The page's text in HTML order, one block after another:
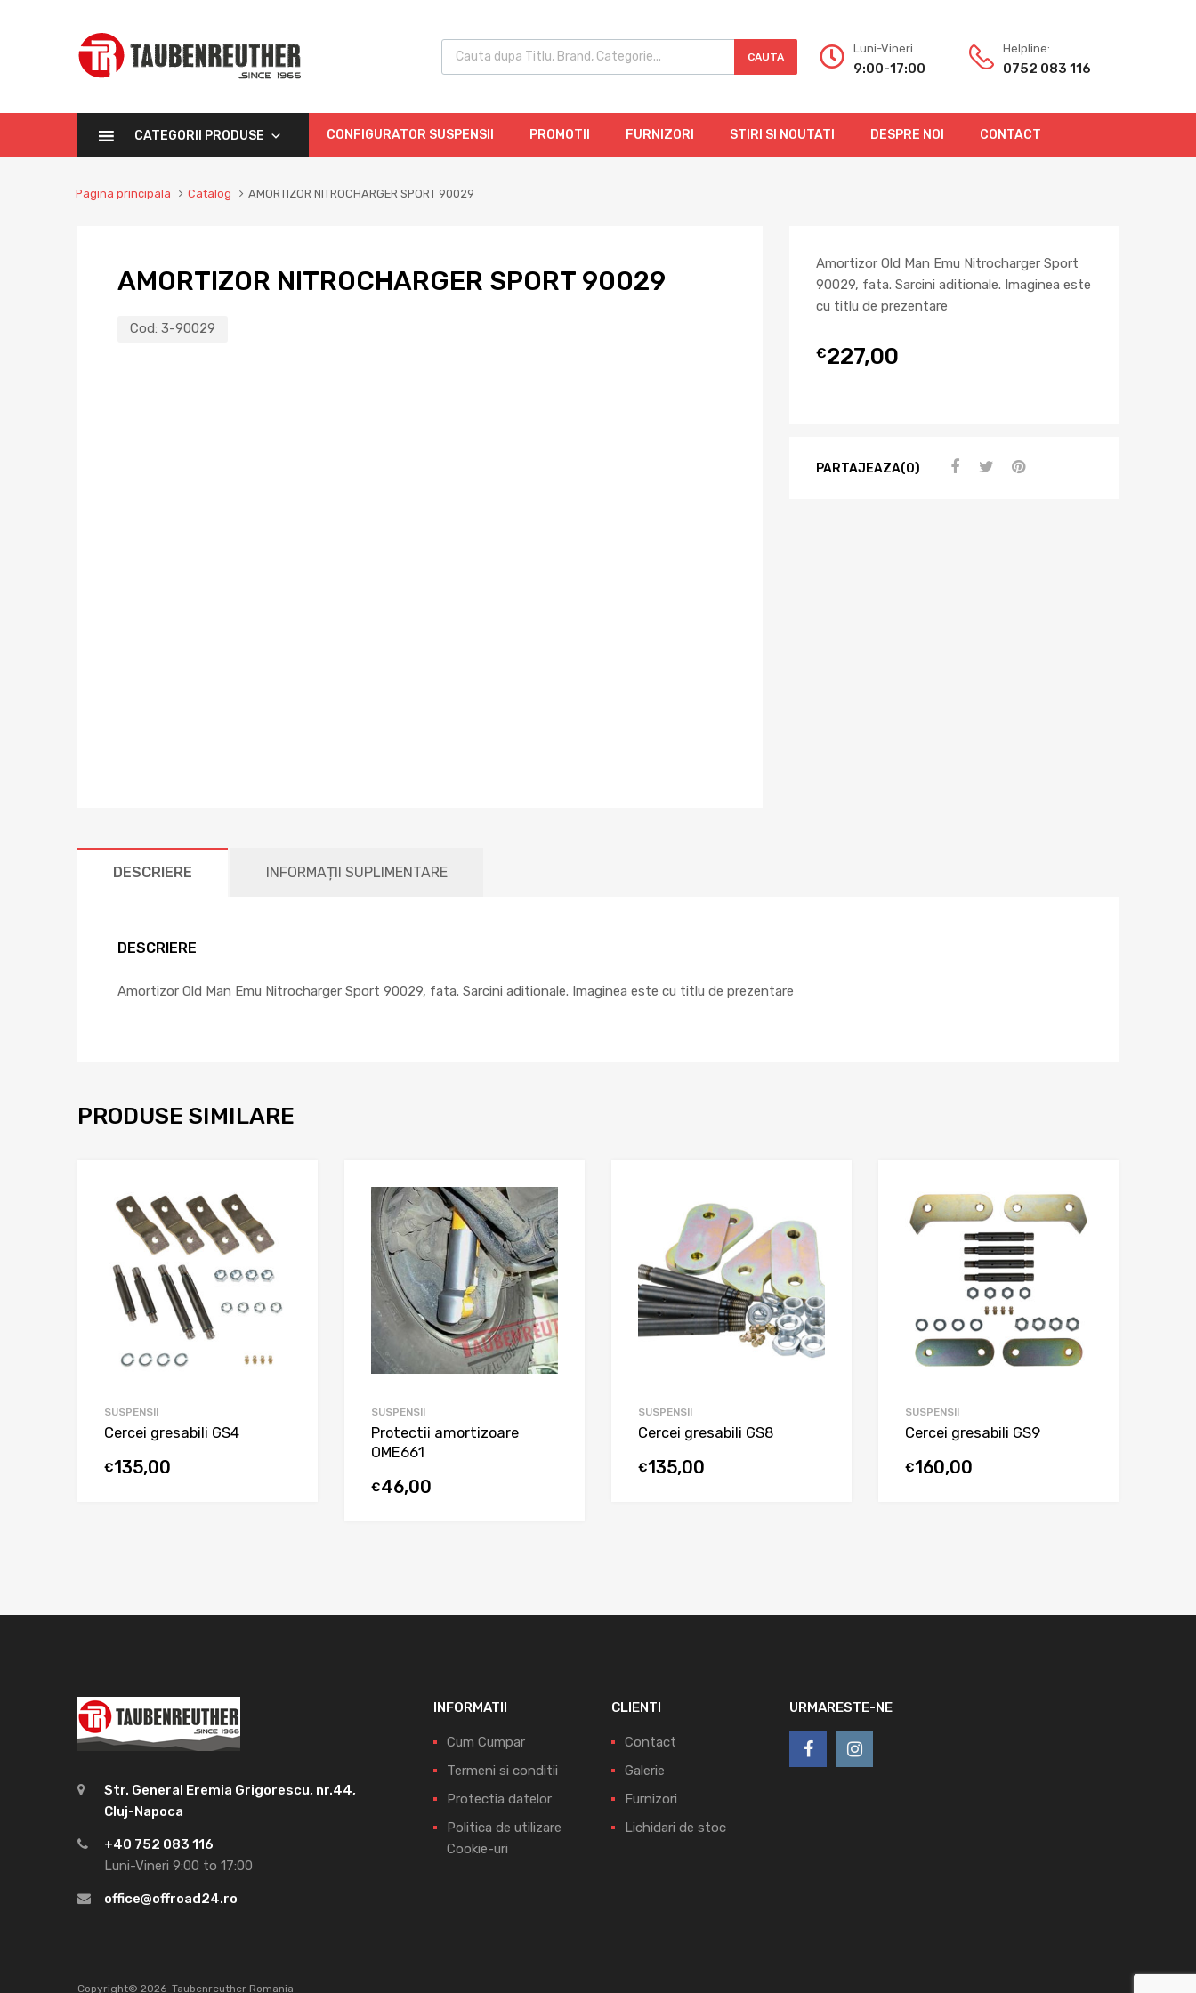
CAUTA
Luni-Vineri
9:00-17:00
Helpline:
0752 083 116
CATEGORII PRODUSE CONFIGURATOR SUSPENSII PROMOTII FURNIZORI STIRI SI NOUTATI DESPRE NOI CONTACT
Pagina principala Catalog AMORTIZOR NITROCHARGER SPORT 90029
AMORTIZOR NITROCHARGER SPORT 90029
Cod: 3-90029
Amortizor Old Man Emu Nitrocharger Sport
90029, fata. Sarcini aditionale. Imaginea este
cu titlu de prezentare
€227,00
PARTAJEAZA(0)
DESCRIERE INFORMAȚII SUPLIMENTARE
DESCRIERE
Amortizor Old Man Emu Nitrocharger Sport 90029, fata. Sarcini aditionale. Imaginea este cu titlu de prezentare
PRODUSE SIMILARE
SUSPENSII
Cercei gresabili GS4
€135,00
SUSPENSII
Protectii amortizoare
OME661
€46,00
SUSPENSII
Cercei gresabili GS8
€135,00
SUSPENSII
Cercei gresabili GS9
€160,00
Str. General Eremia Grigorescu, nr.44,
Cluj-Napoca
+40 752 083 116
Luni-Vineri 9:00 to 17:00
office@offroad24.ro
INFORMATII
Cum Cumpar
Termeni si conditii
Protectia datelor
Politica de utilizare
Cookie-uri
CLIENTI
Contact
Galerie
Furnizori
Lichidari de stoc
URMARESTE-NE
Copyright© 2026 Taubenreuther Romania